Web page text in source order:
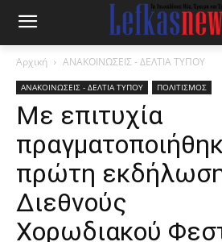
Αρχική ΑΝΑΚΟΙΝΩΣΕΙΣ - ΔΕΛΤΙΑ ΤΥΠΟΥ
ΑΝΑΚΟΙΝΩΣΕΙΣ - ΔΕΛΤΙΑ ΤΥΠΟΥ ΠΟΛΙΤΙΣΜΟΣ
Με επιτυχία
πρώτη
Διεθνούς
Χορωδιακού